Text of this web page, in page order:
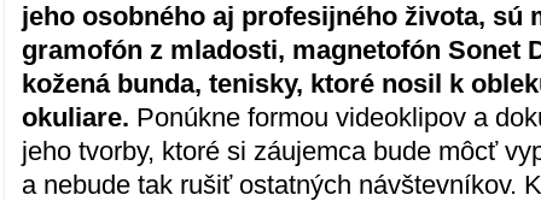
jeho osobného aj profesijného života, sú
gramofón z mladosti, magnetofón Sonet
kožená bunda, tenisky, ktoré nosil k
okuliare. Ponúkne formou videoklipov a
jeho tvorby, ktoré si záujemca bude môcť
a nebude tak rušiť ostatných návštevníkov.